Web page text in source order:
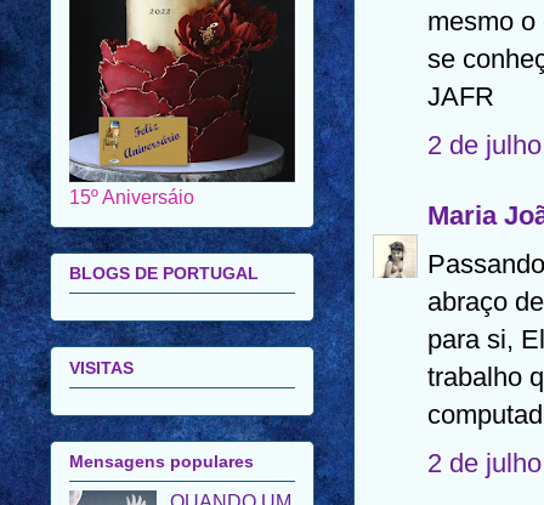
mesmo
se
JAFR
2 de
Maria
abraço
para si,
trabalho
2 de
15º Aniversáio
QUANDO UM
COMENTÁRI
O VIRA POST